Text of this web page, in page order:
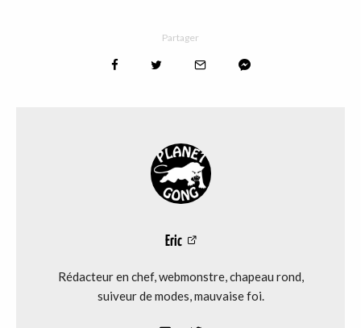
Partager
Eric
Rédacteur en chef, webmonstre, chapeau rond,
suiveur de modes, mauvaise foi.